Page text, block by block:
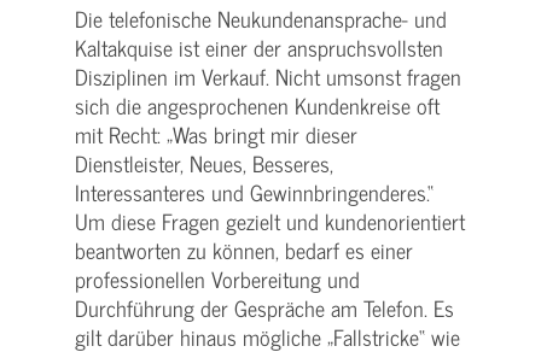
Die telefonische Neukundenansprache- und
Kaltakquise ist einer der anspruchsvollsten
Disziplinen im Verkauf. Nicht umsonst fragen
sich die angesprochenen Kundenkreise oft
mit Recht: „Was bringt mir dieser
Dienstleister, Neues, Besseres,
Interessanteres und Gewinnbringenderes.“
Um diese Fragen gezielt und kundenorientiert
beantworten zu können, bedarf es einer
professionellen Vorbereitung und
Durchführung der Gespräche am Telefon. Es
gilt darüber hinaus mögliche „Fallstricke“ wie